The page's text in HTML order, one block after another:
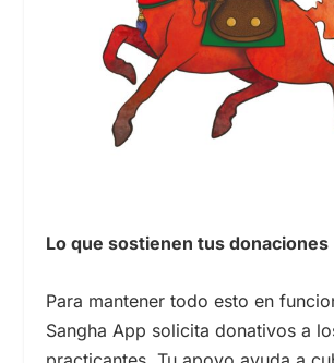
Lo que sostienen tus donaciones
Para mantener todo esto en
Sangha App solicita donativos a